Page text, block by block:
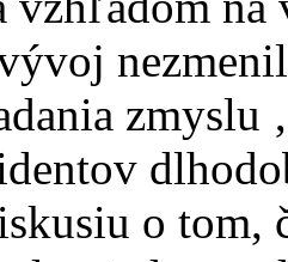
zmyslu
o tom,